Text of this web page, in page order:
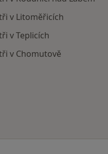
v Litoměřicích
v Teplicích
v Chomutově